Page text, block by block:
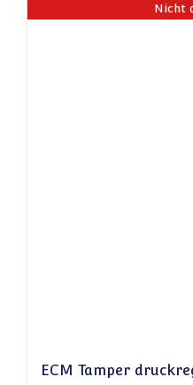
Nicht
ECM Tamper